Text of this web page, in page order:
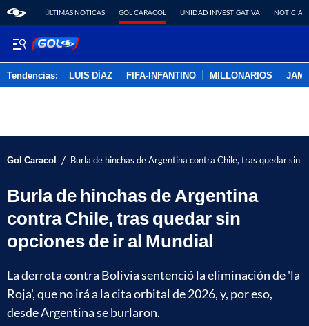
ÚLTIMAS NOTICAS GOL CARACOL UNIDAD INVESTIGATIVA NOTICIAS
Tendencias: LUIS DÍAZ FIFA-INFANTINO MILLONARIOS
Gol Caracol / Burla de hinchas de Argentina contra Chile, tras quedar sin
Burla de hinchas de Argentina
contra Chile, tras quedar sin
opciones de ir al Mundial
La derrota contra Bolivia sentenció la eliminación de 'la
Roja', que no irá a la cita orbital de 2026, y, por eso,
desde Argentina se burlaron.